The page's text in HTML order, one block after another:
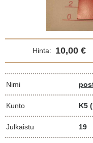
Hinta: 10,00 €
Nimi
Kunto K5
Julkaistu 19